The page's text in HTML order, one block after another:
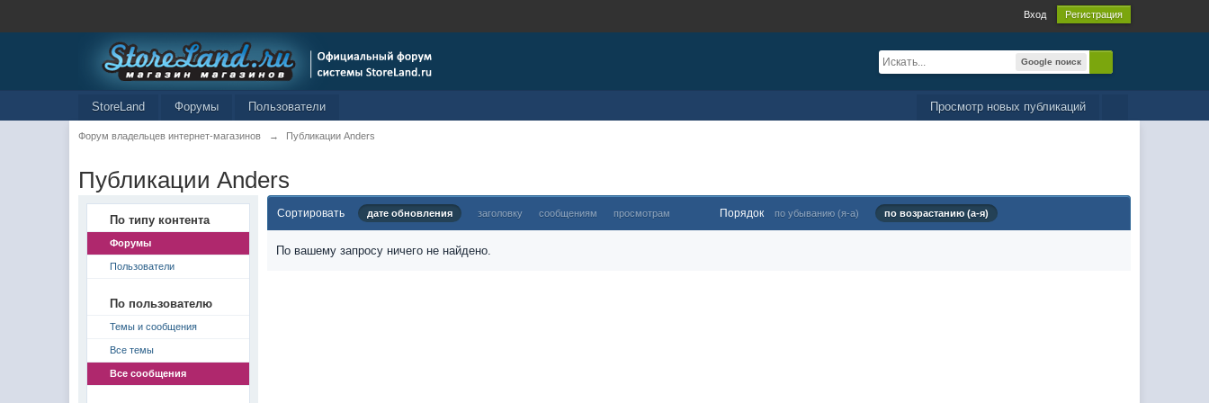
Вход Регистрация
Google поиск
Просмотр новых публикаций
StoreLand Форумы Пользователи
Форум владельцев интернет-магазинов → Публикации Anders
Публикации Anders
По типу контента
Форумы
Пользователи
По пользователю
Темы и сообщения
Все темы
Все сообщения
Сортировать дате обновления заголовку сообщениям просмотрам Порядок по убыванию (я-а) по возрастанию (а-я)
По вашему запросу ничего не найдено.